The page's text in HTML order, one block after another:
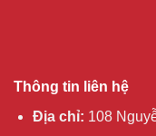
Thông tin liên hệ
Địa chỉ: 108